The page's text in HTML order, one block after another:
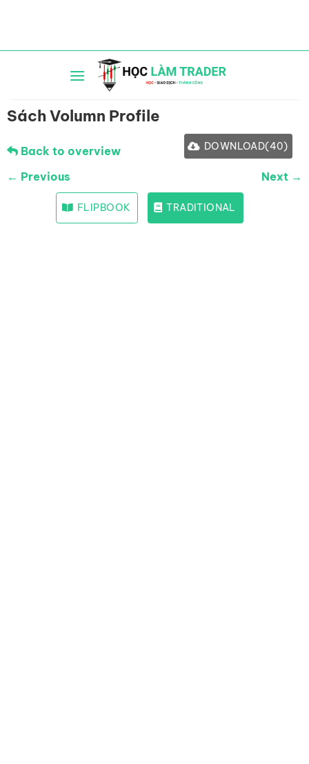
dung
Sách Volumn Profile
Back to overview DOWNLOAD(40)
← Previous Next →
FLIPBOOK TRADITIONAL